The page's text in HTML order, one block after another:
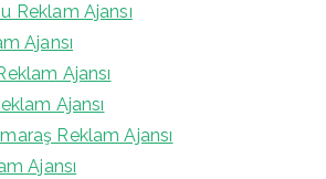
Reklam Ajansı
Ajansı
Ajansı
Ajansı
Reklam Ajansı
Ajansı